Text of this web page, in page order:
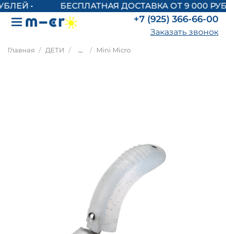
БЕСПЛАТНАЯ ДОСТАВКА ОТ 9 000
+7 (925) 366-66-00
Заказать звонок
Главная ДЕТИ ... Mini Micro